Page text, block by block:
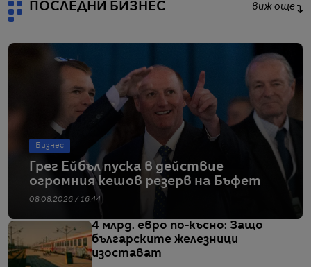
ПОСЛЕДНИ БИЗНЕС виж още
Бизнес
Грег Ейбъл пуска в действие
огромния кешов резерв на Бъфет
08.08.2026 / 16:44
4 млрд. евро по-късно: Защо
българските железници
изостават